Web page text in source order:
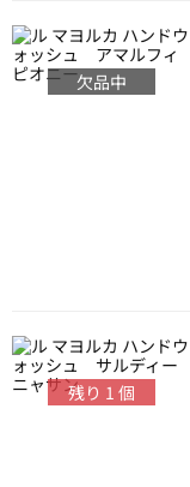
欠品中
残り 1 個